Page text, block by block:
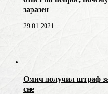
заразен
29.01.2021
Омич получил штраф
сне